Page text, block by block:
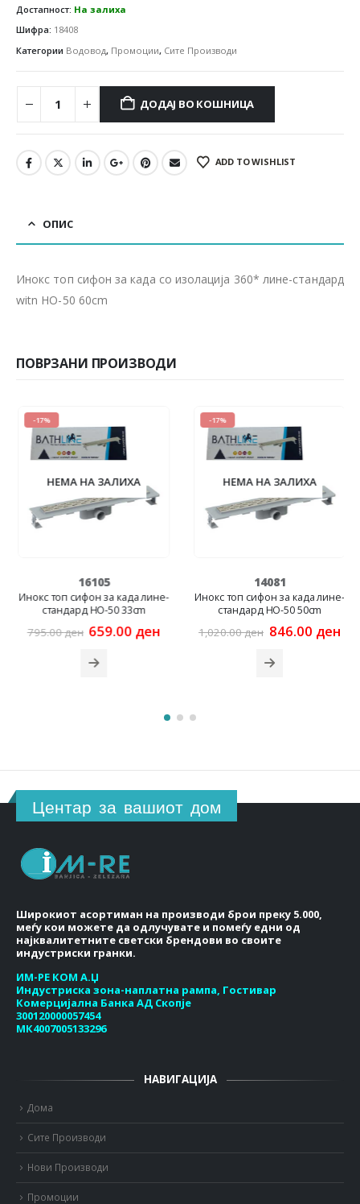
Достапност: На залиха
Шифра: 18408
Категории Водовод, Промоции, Сите Производи
ДОДАЈ ВО КОШНИЦА
ADD TO WISHLIST
ОПИС
Инокс топ сифон за када со изолација 360* лине-стандард
witn HO-50 60cm
ПОВРЗАНИ ПРОИЗВОДИ
-17%
НЕМА НА ЗАЛИХА
16105
Инокс топ сифон за када лине-
стандард HO-50 33cm
795.00ден Original
was:
795.00 ден.
659.00 денCurrent
-17%
НЕМА НА ЗАЛИХА
14081
Инокс топ сифон за када лине-
стандард HO-50 50cm
1,020.00ден Original
was:
1,020.00 ден.
846.00 ден
Центар за вашиот дом
Широкиот асортиман на производи брои преку 5.000,
меѓу кои можете да одлучувате и помеѓу едни од
најквалитетните светски брендови во своите
индустриски гранки.
ИМ-РЕ КОМ А.Џ
Индустриска зона-наплатна рампа, Гостивар
Комерцијална Банка АД Скопје
300120000057454
МК4007005133296
НАВИГАЦИЈА
Дома
Сите Производи
Нови Производи
Промоции